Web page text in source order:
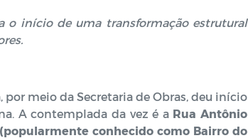
o início de uma transformação estrutural
por meio da Secretaria de Obras, deu início
A contemplada da vez é a Rua Antônio
conhecido como Bairro do